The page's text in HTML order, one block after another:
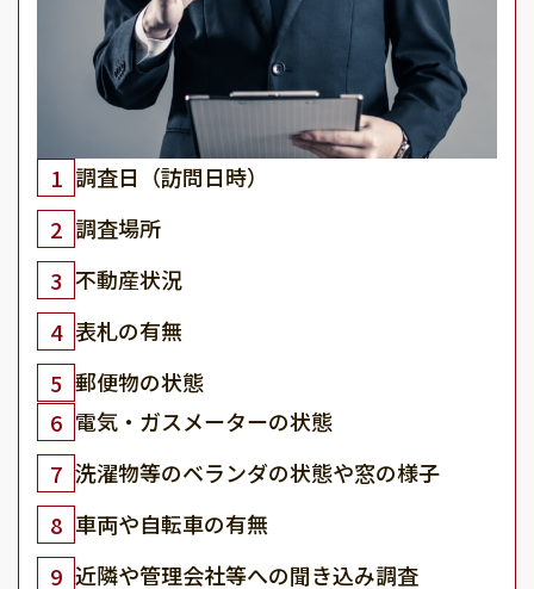
1 調査日（訪問日時）
2 調査場所
3 不動産状況
4 表札の有無
5 郵便物の状態
6 電気・ガスメーターの状態
7 洗濯物等のベランダの状態や窓の様子
8 車両や自転車の有無
9 近隣や管理会社等への聞き込み調査